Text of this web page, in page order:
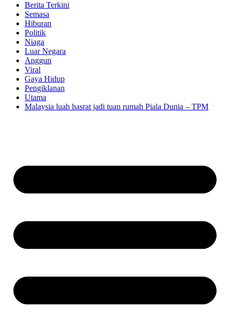
Berita Terkini
Semasa
Hiburan
Politik
Niaga
Luar Negara
Anggun
Viral
Gaya Hidup
Pengiklanan
Utama
Malaysia luah hasrat jadi tuan rumah Piala Dunia – TPM